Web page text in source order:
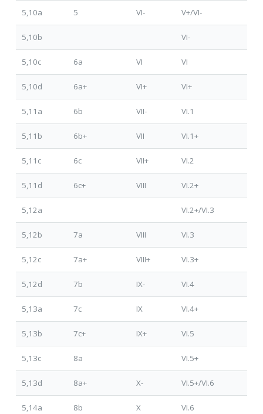
5,10a 5 VI- V+/VI-
5,10b VI-
5,10c 6a VI VI
5,10d 6a+ VI+ VI+
5,11a 6b VII- VI.1
5,11b 6b+ VII VI.1+
5,11c 6c VII+ VI.2
5,11d 6c+ VIII VI.2+
5,12a VI.2+/VI.3
5,12b 7a VIII VI.3
5,12c 7a+ VIII+ VI.3+
5,12d 7b IX- VI.4
5,13a 7c IX VI.4+
5,13b 7c+ IX+ VI.5
5,13c 8a VI.5+
5,13d 8a+ X- VI.5+/VI.6
5,14a 8b X VI.6